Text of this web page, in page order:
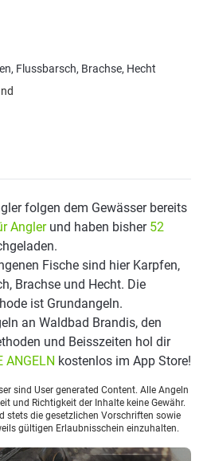
Flussbarsch, Brachse, Hecht
folgen dem Gewässer bereits
Anglerund haben bisher 52
Fische sind hier Karpfen,
Brachse und Hecht. Die
ist Grundangeln.
an Waldbad Brandis, den
und Beisszeiten hol dir
ANGELN kostenlos im App Store!
sind User generated Content. Alle Angeln
und Richtigkeit der Inhalte keine Gewähr.
stets die gesetzlichen Vorschriften sowie
gültigen Erlaubnisschein einzuhalten.